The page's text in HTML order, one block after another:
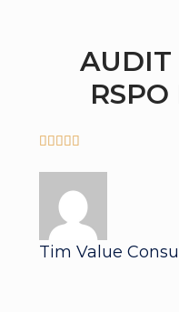
AUDIT

Tim Value